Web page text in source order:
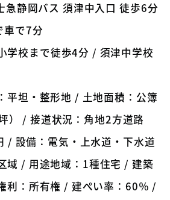
急静岡バス 須津中入口 徒歩6分
車で7分
学校まで徒歩4分 / 須津中学校
平坦・整形地 / 土地面積：公簿
） / 接道状況：角地2方道路
/ 設備：電気・上水道・下水道
域 / 用途地域：1種住宅 / 建築
利：所有権 / 建ぺい率：60％ /